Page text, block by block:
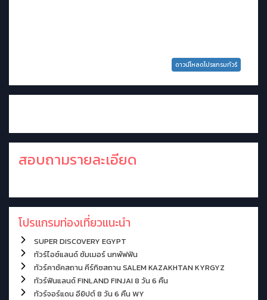
ดาวน์โหลดโปรแกรมทัวร์
สอบถามรายละเอียด
โปรแกรมท่องเที่ยวแนะนำ
SUPER DISCOVERY EGYPT
ทัวร์ไอซ์แลนด์ ซัมเมอร์ นกพัฟฟิน
ทัวร์คาซัคสถาน คีร์กิซสถาน SALEM KAZAKHTAN KYRGYZ
ทัวร์ฟินแลนด์ FINLAND FINJAI 8 วัน 6 คืน
ทัวร์จอร์แดน อียิปต์ 8 วัน 6 คืน WY